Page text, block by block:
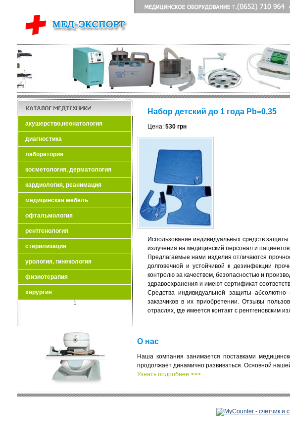
акушерство,неонатология
диагностика
лаборатория
косметология, дерматология
кардиология, реанимация
медицинская мебель
офтальмология
рентгенология
стерилизация
урология, гинекология
физиотерапия
хирургия
1
Набор детский до 1 года Pb=0,35
Цена: 530 грн
Использование индивидуальных средств защиты
излучения на медицинский персонал и пациентов.
Предлагаемые нами изделия отличаются
долговечной и устойчивой к дезинфекции
контролю за качеством, безопасностью и
здравоохранения и имеют сертификат
Средства индивидуальной защиты абсолютно
заказчиков в их приобретении. Отзывы
отраслях, где имеется контакт с рентгеновским
О нас
Наша компания занимается поставками
продолжает динамично развиваться. Основной
Узнать подробнее >>>